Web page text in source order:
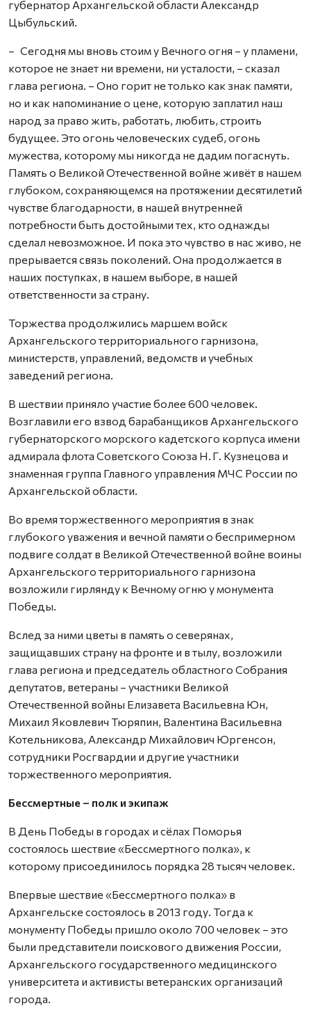
губернатор Архангельской области Александр
Цыбульский.
– Сегодня мы вновь стоим у Вечного огня – у пламени,
которое не знает ни времени, ни усталости, – сказал
глава региона. – Оно горит не только как знак памяти,
но и как напоминание о цене, которую заплатил наш
народ за право жить, работать, любить, строить
будущее. Это огонь человеческих судеб, огонь
мужества, которому мы никогда не дадим погаснуть.
Память о Великой Отечественной войне живёт в нашем
глубоком, сохраняющемся на протяжении десятилетий
чувстве благодарности, в нашей внутренней
потребности быть достойными тех, кто однажды
сделал невозможное. И пока это чувство в нас живо, не
прерывается связь поколений. Она продолжается в
наших поступках, в нашем выборе, в нашей
ответственности за страну.
Торжества продолжились маршем войск
Архангельского территориального гарнизона,
министерств, управлений, ведомств и учебных
заведений региона.
В шествии приняло участие более 600 человек.
Возглавили его взвод барабанщиков Архангельского
губернаторского морского кадетского корпуса имени
адмирала флота Советского Союза Н. Г. Кузнецова и
знаменная группа Главного управления МЧС России по
Архангельской области.
Во время торжественного мероприятия в знак
глубокого уважения и вечной памяти о беспримерном
подвиге солдат в Великой Отечественной войне воины
Архангельского территориального гарнизона
возложили гирлянду к Вечному огню у монумента
Победы.
Вслед за ними цветы в память о северянах,
защищавших страну на фронте и в тылу, возложили
глава региона и председатель областного Собрания
депутатов, ветераны – участники Великой
Отечественной войны Елизавета Васильевна Юн,
Михаил Яковлевич Тюряпин, Валентина Васильевна
Котельникова, Александр Михайлович Юргенсон,
сотрудники Росгвардии и другие участники
торжественного мероприятия.
Бессмертные – полк и экипаж
В День Победы в городах и сёлах Поморья
состоялось шествие «Бессмертного полка», к
которому присоединилось порядка 28 тысяч человек.
Впервые шествие «Бессмертного полка» в
Архангельске состоялось в 2013 году. Тогда к
монументу Победы пришло около 700 человек – это
были представители поискового движения России,
Архангельского государственного медицинского
университета и активисты ветеранских организаций
города.